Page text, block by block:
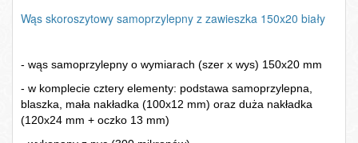
Wąs skoroszytowy samoprzylepny z zawieszka 150x20 biały
- wąs samoprzylepny o wymiarach (szer x wys) 150x20 mm
- w komplecie cztery elementy: podstawa samoprzylepna,
blaszka, mała nakładka (100x12 mm) oraz duża nakładka
(120x24 mm + oczko 13 mm)